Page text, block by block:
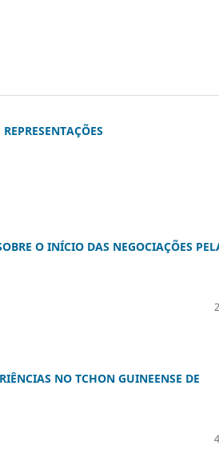
O INÍCIO DAS NEGOCIAÇÕES
NO TCHON GUINEENSE DE